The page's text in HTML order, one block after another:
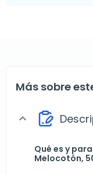
Más sobre
expand_more
Qué es y
Melocotón,